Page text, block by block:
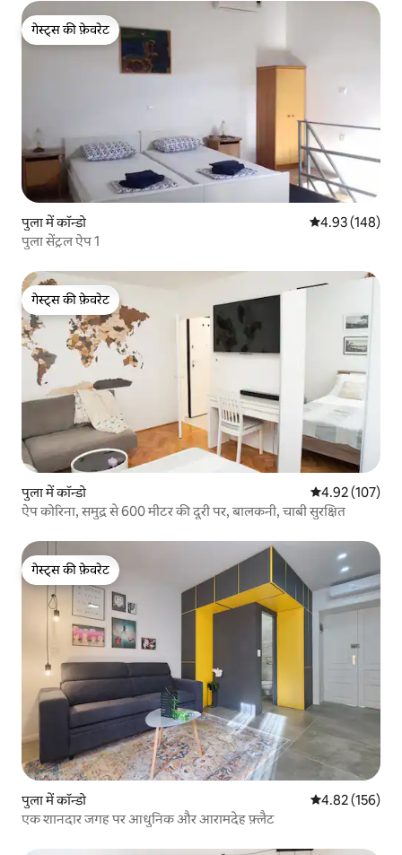
गेस्ट्स की फ़ेवरेट
गेस्ट्स की फ़ेवरेट
पुला में कॉन्डो औसत रेटिंग 5 में से
4.93 (148)
पुला सेंट्रल ऐप 1
गेस्ट्स की फ़ेवरेट
गेस्ट्स की फ़ेवरेट
पुला में कॉन्डो औसत रेटिंग 5 में से
4.92 (107)
ऐप कोरिना, समुद्र से 600 मीटर की दूरी पर, बालकनी, चाबी सुरक्षित
गेस्ट्स की फ़ेवरेट
गेस्ट्स की फ़ेवरेट
पुला में कॉन्डो औसत रेटिंग 5 में से
4.82 (156)
एक शानदार जगह पर आधुनिक और आरामदेह फ़्लैट